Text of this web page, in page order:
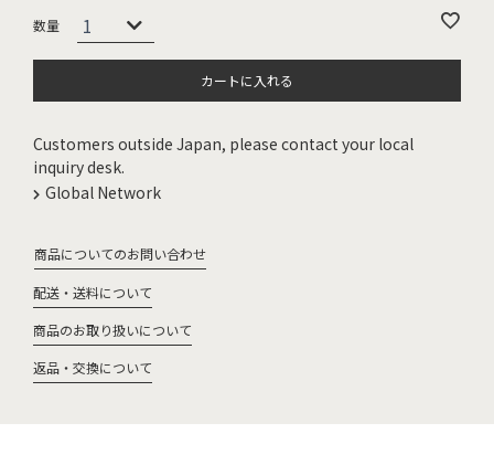
カートに入れる
Customers outside Japan, please contact your local
inquiry desk.
Global Network
商品についてのお問い合わせ
配送・送料について
商品のお取り扱いについて
返品・交換について